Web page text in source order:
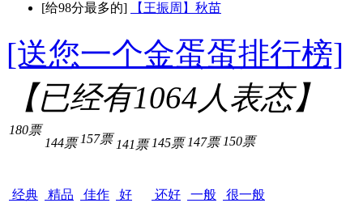
[给98分最多的]
【王振周】秋苗
[送您一个金蛋蛋排行榜]
【已经有1064人表态】
180票
经典
144票
精品
157票
佳作
141票
好
145票
还好
147票
一般
150票
很一般